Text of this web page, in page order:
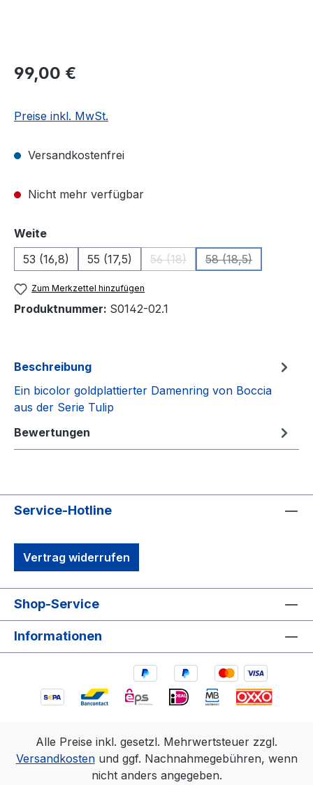
Regulärer Preis:
99,00 €
Preise inkl. MwSt.
Versandkostenfrei
Nicht mehr verfügbar
Weiteauswählen
53 (16,8)
55 (17,5) 56 (18)
(Diese Option ist zurzeit nicht
58 (18,5)
(Diese Option ist
Zum Merkzettel hinzufügen
Produktnummer: S0142-02.1
Beschreibung
Ein bicolor goldplattierter Damenring von Boccia
aus der Serie Tulip
Bewertungen
Service-Hotline
Vertrag widerrufen
Shop-Service
Informationen
Alle Preise inkl. gesetzl. Mehrwertsteuer zzgl.
Versandkostenund ggf. Nachnahmegebühren, wenn
nicht anders angegeben.